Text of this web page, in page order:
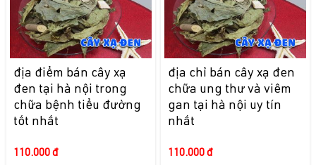
địa điểm bán cây xạ
đen tại hà nội trong
chữa bệnh tiểu đường
tốt nhất
110.000 đ
địa chỉ bán cây xạ đen
chữa ung thư và viêm
gan tại hà nội uy tín
nhất
110.000 đ